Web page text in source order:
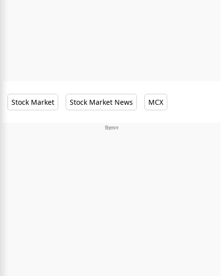
Stock Market Stock Market News MCX